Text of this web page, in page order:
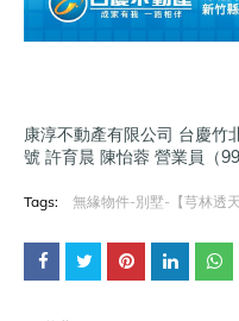
康淳不動產有限公司 台慶竹
號 許育晨 陳怡蓉 營業員（
Tags: 無緣物件-別墅-【芎林透天